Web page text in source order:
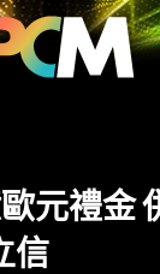
元禮金
信